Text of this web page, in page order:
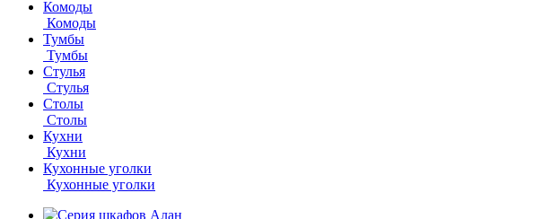
Комоды
Комоды
Тумбы
Тумбы
Стулья
Стулья
Столы
Столы
Кухни
Кухни
Кухонные уголки
Кухонные уголки